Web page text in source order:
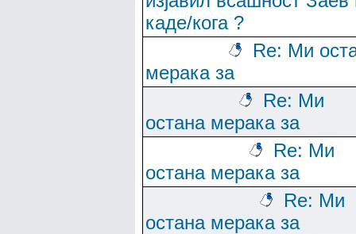
каде/кога ?
Re: Ми
мерака за
Re: Ми
остана мерака за
Re: Ми
остана мерака за
Re: Ми
остана мерака за